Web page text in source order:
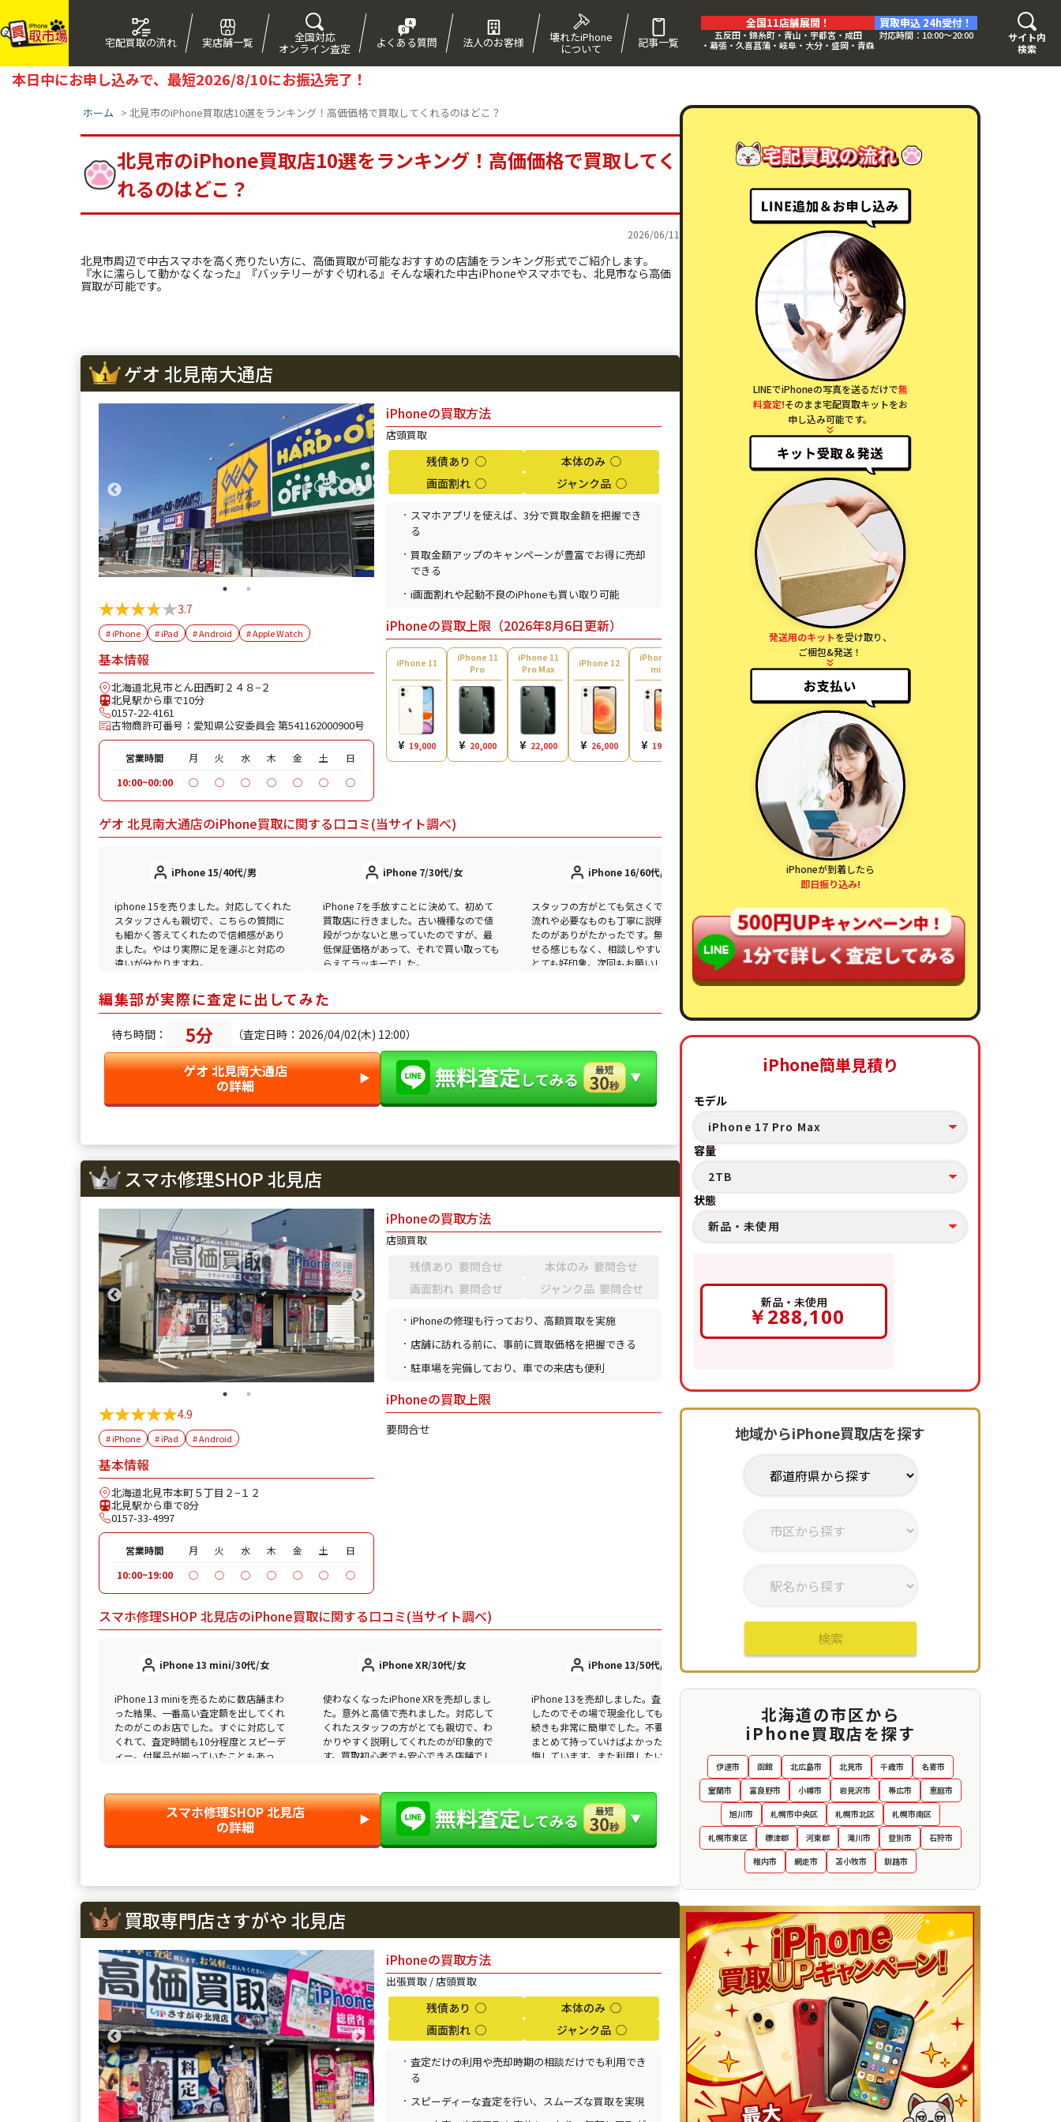
全国11店舗展開！
五反田・錦糸町・青山・宇都宮・成田
・幕張・久喜菖蒲・岐阜・大分・盛岡・青森
買取申込 24h受付！
対応時間：10:00〜20:00
宅配買取の流れ 実店舗一覧 全国対応
オンライン査定 よくある質問 法人のお客様 壊れたiPhone
について 記事一覧
サイト内
検索
本日中にお申し込みで、最短2026/8/10にお振込完了！
ホーム > 北見市のiPhone買取店10選をランキング！高価価格で買取してくれるのはどこ？
北見市のiPhone買取店10選をランキング！高価価格で買取してく
れるのはどこ？
2026/06/11
北見市周辺で中古スマホを高く売りたい方に、高価買取が可能なおすすめの店舗をランキング形式でご紹介します。
『水に濡らして動かなくなった』『バッテリーがすぐ切れる』そんな壊れた中古iPhoneやスマホでも、北見市なら高価
買取が可能です。
ゲオ 北見南大通店
★★★★★
★★★★★3.7
# iPhone # iPad # Android # Apple Watch
基本情報
北海道北見市とん田西町２４８−２
北見駅から車で10分
0157-22-4161
古物商許可番号：愛知県公安委員会 第541162000900号
営業時間 月 火 水 木 金 土
日
10:00~00:00
◯ ◯ ◯ ◯ ◯ ◯ ◯
iPhoneの買取方法
店頭買取
残債あり ◯
本体のみ ◯
画面割れ ◯
ジャンク品 ◯
スマホアプリを使えば、3分で買取金額を把握でき
る
買取金額アップのキャンペーンが豊富でお得に売却
できる
i画面割れや起動不良のiPhoneも買い取り可能
iPhoneの買取上限（2026年8月6日更新）
iPhone 11
¥ 19,000
iPhone 11
Pro
¥ 20,000
iPhone 11
Pro Max
¥ 22,000
iPhone 12
¥ 26,000
iPhone 12
mini
¥ 19,000
iPhone 12
Pro Max
45,000
iPhone 13
¥ 33,000
mini
ゲオ 北見南大通店のiPhone買取に関する口コミ(当サイト調べ)
iPhone 15/40代/男
iphone 15を売りました。対応してくれた
スタッフさんも親切で、こちらの質問に
も細かく答えてくれたので信頼感があり
ました。やはり実際に足を運ぶと対応の
違いが分かりますね。
iPhone 7/30代/女
iPhone 7を手放すことに決めて、初めて
買取店に行きました。古い機種なので値
段がつかないと思っていたのですが、最
低保証価格があって、それで買い取っても
らえてラッキーでした。
iPhone 16/60代/女
スタッフの方がとても気さくで、買取の
流れや必要なものも丁寧に説明してくれ
たのがありがたかったです。無理に売ら
せる感じもなく、相談しやすい雰囲気が
とても好印象。次回もお願いしたいお店
編集部が実際に査定に出してみた
待ち時間： 5分 （査定日時：2026/04/02(木) 12:00）
ゲオ 北見南大通店
の詳細 ▶︎
スマホ修理SHOP 北見店
★★★★★
★★★★★4.9
# iPhone # iPad # Android
基本情報
北海道北見市本町５丁目２−１２
北見駅から車で8分
0157-33-4997
営業時間 月 火 水 木 金 土
日
10:00~19:00
◯ ◯ ◯ ◯ ◯ ◯ ◯
iPhoneの買取方法
店頭買取
残債あり 要問合せ
本体のみ 要問合せ
画面割れ 要問合せ
ジャンク品 要問合せ
iPhoneの修理も行っており、高額買取を実施
店舗に訪れる前に、事前に買取価格を把握できる
駐車場を完備しており、車での来店も便利
iPhoneの買取上限
要問合せ
スマホ修理SHOP 北見店のiPhone買取に関する口コミ(当サイト調べ)
iPhone 13 mini/30代/女
iPhone 13 miniを売るために数店舗まわ
った結果、一番高い査定額を出してくれ
たのがこのお店でした。すぐに対応して
くれて、査定時間も10分程度とスピーデ
ィー。付属品が揃っていたこともあっ
iPhone XR/30代/女
使わなくなったiPhone XRを売却しまし
た。意外と高値で売れました。対応して
くれたスタッフの方がとても親切で、わ
かりやすく説明してくれたのが印象的で
す。買取初心者でも安心できる店舗でし
iPhone 13/50代/男
iPhone 13を売却しました。査定額に納得
したのでその場で現金化してもらい、手
続きも非常に簡単でした。不要な端末も
まとめて持っていけばよかったと少し後
悔しています。また利用したい店舗で
スマホ修理SHOP 北見店
の詳細 ▶︎
買取専門店さすがや 北見店
iPhoneの買取方法
出張買取 / 店頭買取
残債あり ◯
本体のみ ◯
画面割れ ◯
ジャンク品 ◯
査定だけの利用や売却時期の相談だけでも利用でき
る
スピーディーな査定を行い、スムーズな買取を実現
LINEでiPhoneの写真を送るだけで無
料査定!そのまま宅配買取キットをお
申し込み可能です。
発送用のキットを受け取り、
ご梱包&発送！
iPhoneが到着したら
即日振り込み!
iPhone簡単見積り
モデル
iPhone 17 Pro Max
容量
2TB
状態
新品・未使用
新品・未使用
￥288,100
地域からiPhone買取店を探す
検索
北海道の市区から
iPhone買取店を探す
伊達市 函館 北広島市 北見市 千歳市
名寄市
室蘭市
富良野市 小樽市 岩見沢市 帯広市
恵庭市
旭川市
札幌市中央区 札幌市北区
札幌市南区
札幌市東区
標津郡 河東郡 滝川市 登別市
石狩市
稚内市
網走市 苫小牧市 釧路市